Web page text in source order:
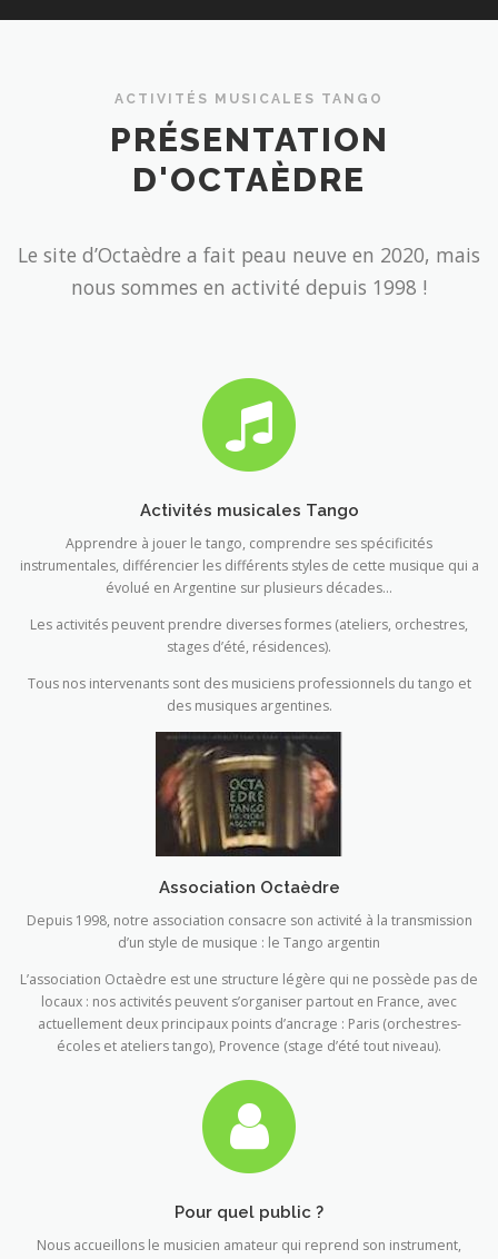
ACTIVITÉS MUSICALES TANGO
PRÉSENTATION
D'OCTAÈDRE
Le site d’Octaèdre a fait peau neuve en 2020, mais
nous sommes en activité depuis 1998 !
Activités musicales Tango
Apprendre à jouer le tango, comprendre ses spécificités
instrumentales, différencier les différents styles de cette musique qui a
évolué en Argentine sur plusieurs décades…
Les activités peuvent prendre diverses formes (ateliers, orchestres,
stages d’été, résidences).
Tous nos intervenants sont des musiciens professionnels du tango et
des musiques argentines.
Association Octaèdre
Depuis 1998, notre association consacre son activité à la transmission
d’un style de musique : le Tango argentin
L’association Octaèdre est une structure légère qui ne possède pas de
locaux : nos activités peuvent s’organiser partout en France, avec
actuellement deux principaux points d’ancrage : Paris (orchestres-
écoles et ateliers tango), Provence (stage d’été tout niveau).
Pour quel public ?
Nous accueillons le musicien amateur qui reprend son instrument,